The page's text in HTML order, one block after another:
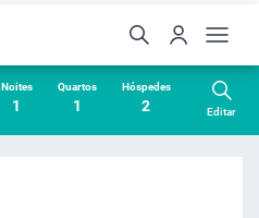
Noites
1
Quartos
1
Hóspedes
2 Editar